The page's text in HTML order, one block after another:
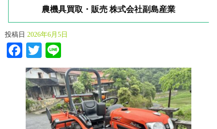
農機具買取・販売 株式会社副島産業
投稿日 2026年6月5日
Facebook
Twitter